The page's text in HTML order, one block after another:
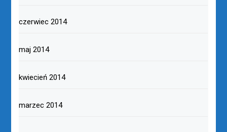
czerwiec 2014
maj 2014
kwiecień 2014
marzec 2014